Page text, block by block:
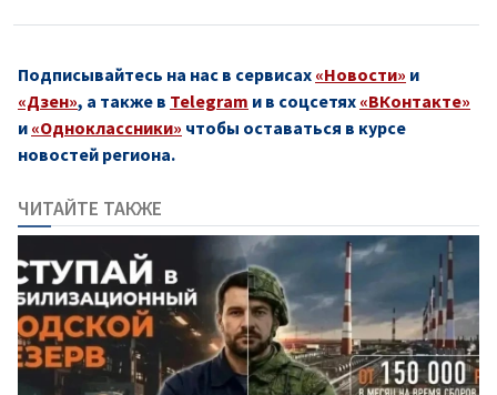
Подписывайтесь на нас в сервисах «Новости» и
«Дзен», а также в Telegram и в соцсетях «ВКонтакте»
и «Одноклассники» чтобы оставаться в курсе
новостей региона.
ЧИТАЙТЕ ТАКЖЕ